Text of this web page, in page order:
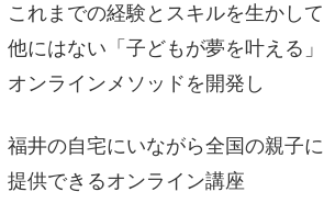
これまでの経験とスキルを生かして
他にはない「子どもが夢を叶える」
オンラインメソッドを開発し
福井の自宅にいながら全国の親子に
提供できるオンライン講座